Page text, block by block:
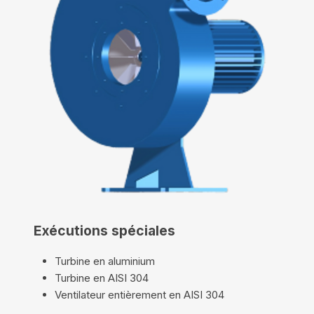
Exécutions spéciales
Turbine en aluminium
Turbine en AISI 304
Ventilateur entièrement en AISI 304